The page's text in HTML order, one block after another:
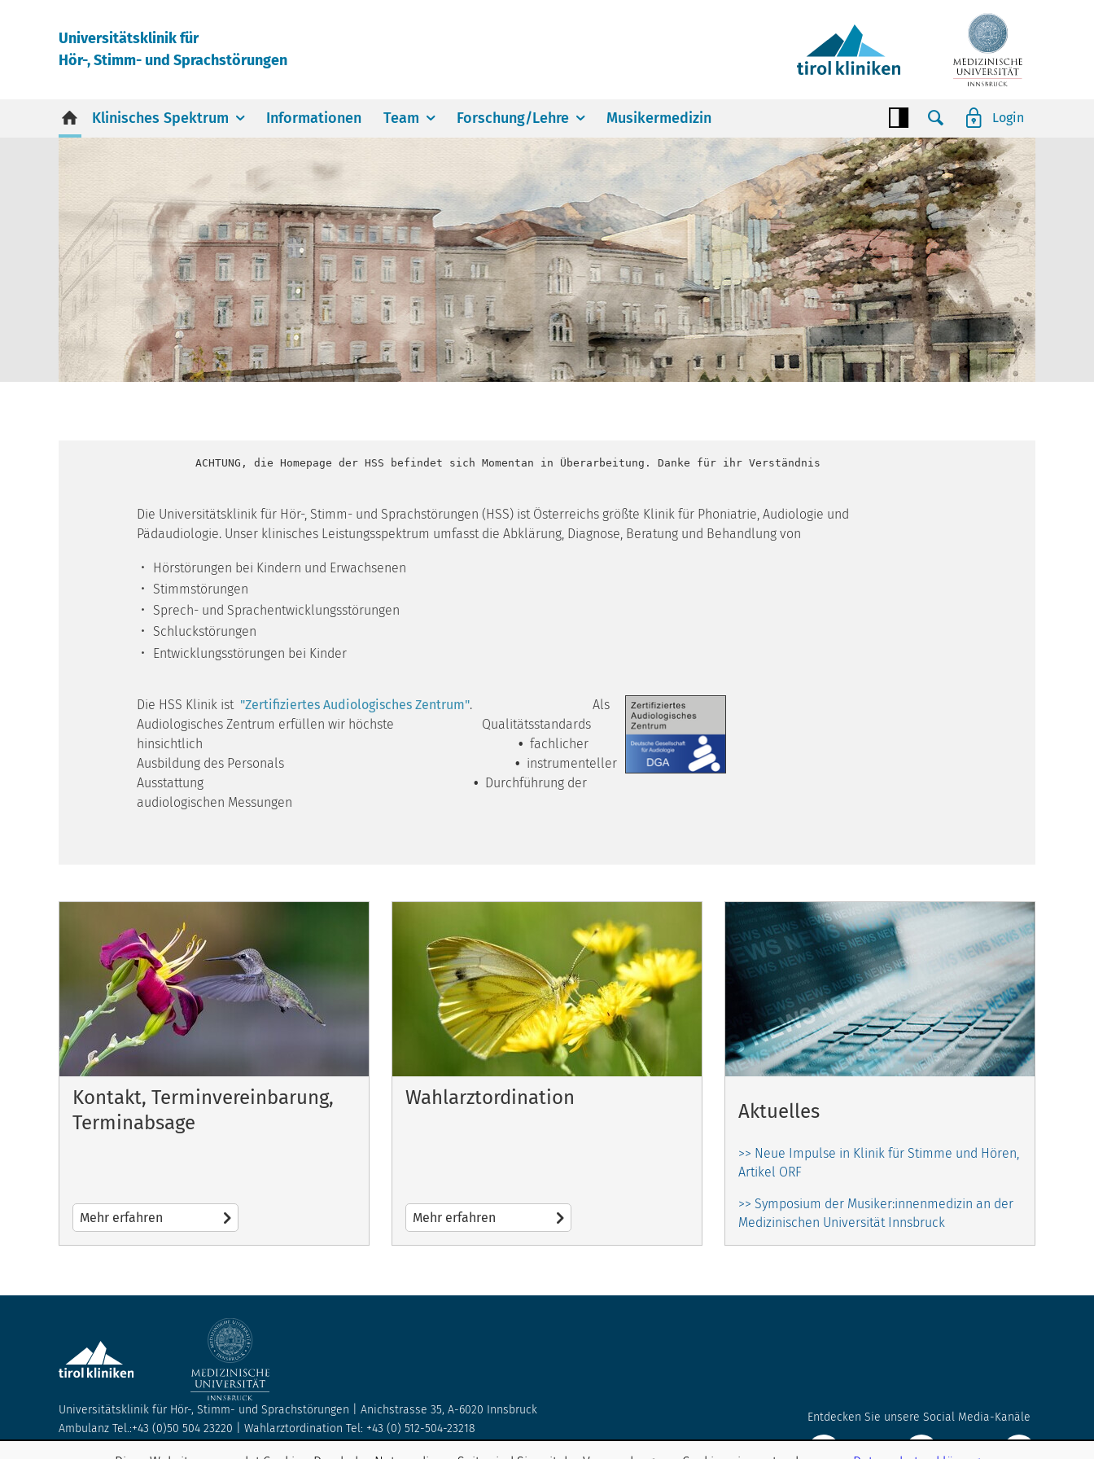
Universitätsklinik für
Hör-, Stimm- und Sprachstörungen
Klinisches Spektrum Informationen Team Forschung/Lehre Musikermedizin Login
         ACHTUNG, die Homepage der HSS befindet sich Momentan in Überarbeitung. Danke für ihr Verständnis
Die Universitätsklinik für Hör-, Stimm- und Sprachstörungen (HSS) ist Österreichs größte Klinik für Phoniatrie, Audiologie und
Pädaudiologie. Unser klinisches Leistungsspektrum umfasst die Abklärung, Diagnose, Beratung und Behandlung von
Hörstörungen bei Kindern und Erwachsenen
Stimmstörungen
Sprech- und Sprachentwicklungsstörungen
Schluckstörungen
Entwicklungsstörungen bei Kinder
Die HSS Klinik ist "Zertifiziertes Audiologisches Zentrum". Als
Audiologisches Zentrum erfüllen wir höchste Qualitätsstandards
hinsichtlich • fachlicher
Ausbildung des Personals • instrumenteller
Ausstattung • Durchführung der
audiologischen Messungen
Kontakt, Terminvereinbarung,
Terminabsage
Mehr erfahren
Wahlarztordination
Mehr erfahren
Aktuelles
>> Neue Impulse in Klinik für Stimme und Hören,
Artikel ORF
>> Symposium der Musiker:innenmedizin an der
Medizinischen Universität Innsbruck
Universitätsklinik für Hör-, Stimm- und Sprachstörungen | Anichstrasse 35, A-6020 Innsbruck
Ambulanz Tel.:+43 (0)50 504 23220 | Wahlarztordination Tel: +43 (0) 512-504-23218
Entdecken Sie unsere Social Media-Kanäle